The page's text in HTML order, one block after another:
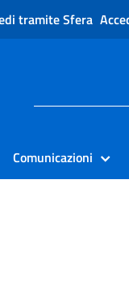
tramite Sfera
Comunicazioni